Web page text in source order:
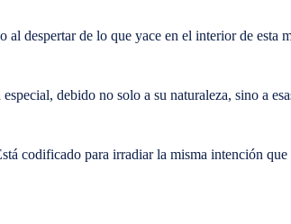
despertar de lo que yace en el interior de esta
debido no solo a su naturaleza, sino a
codificado para irradiar la misma intención